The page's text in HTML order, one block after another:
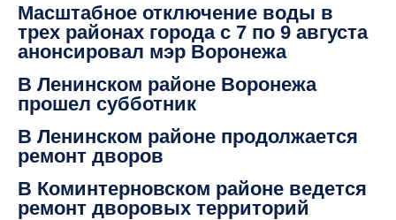
Масштабное отключение воды в
трех районах города с 7 по 9 августа
анонсировал мэр Воронежа
В Ленинском районе Воронежа
прошел субботник
В Ленинском районе продолжается
ремонт дворов
В Коминтерновском районе ведется
ремонт дворовых территорий